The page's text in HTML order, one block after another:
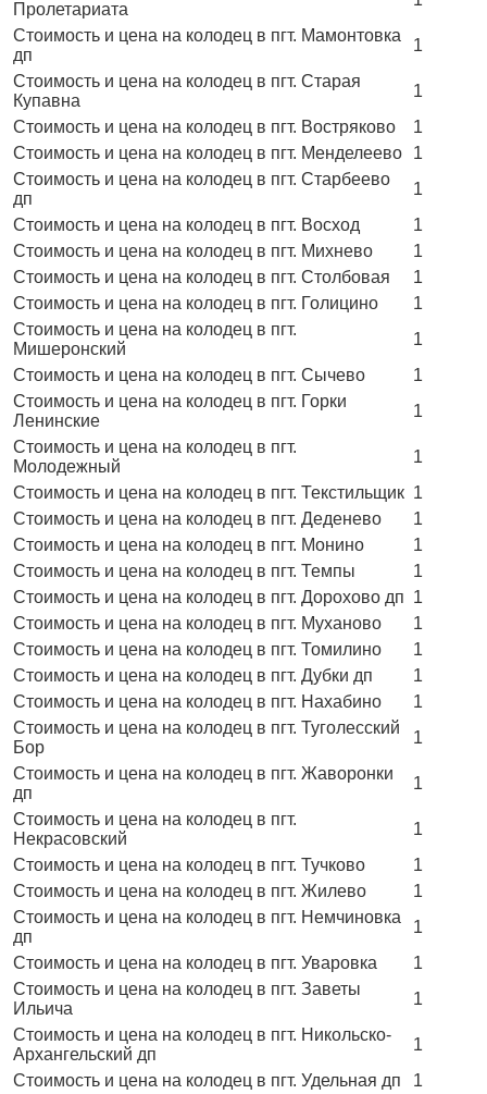
Пролетариата
Стоимость и цена на колодец в пгт. Мамонтовка
дп
1
Стоимость и цена на колодец в пгт. Старая
Купавна
1
Стоимость и цена на колодец в пгт. Востряково
1
Стоимость и цена на колодец в пгт. Менделеево
1
Стоимость и цена на колодец в пгт. Старбеево
дп
1
Стоимость и цена на колодец в пгт. Восход
1
Стоимость и цена на колодец в пгт. Михнево
1
Стоимость и цена на колодец в пгт. Столбовая
1
Стоимость и цена на колодец в пгт. Голицино
1
Стоимость и цена на колодец в пгт.
Мишеронский
1
Стоимость и цена на колодец в пгт. Сычево
1
Стоимость и цена на колодец в пгт. Горки
Ленинские
1
Стоимость и цена на колодец в пгт.
Молодежный
1
Стоимость и цена на колодец в пгт. Текстильщик 1
Стоимость и цена на колодец в пгт. Деденево
1
Стоимость и цена на колодец в пгт. Монино
1
Стоимость и цена на колодец в пгт. Темпы
1
Стоимость и цена на колодец в пгт. Дорохово дп 1
Стоимость и цена на колодец в пгт. Муханово
1
Стоимость и цена на колодец в пгт. Томилино
1
Стоимость и цена на колодец в пгт. Дубки дп
1
Стоимость и цена на колодец в пгт. Нахабино
1
Стоимость и цена на колодец в пгт. Туголесский
Бор
1
Стоимость и цена на колодец в пгт. Жаворонки
дп
1
Стоимость и цена на колодец в пгт.
Некрасовский
1
Стоимость и цена на колодец в пгт. Тучково
1
Стоимость и цена на колодец в пгт. Жилево
1
Стоимость и цена на колодец в пгт. Немчиновка
дп
1
Стоимость и цена на колодец в пгт. Уваровка
1
Стоимость и цена на колодец в пгт. Заветы
Ильича
1
Стоимость и цена на колодец в пгт. Никольско-
Архангельский дп
1
Стоимость и цена на колодец в пгт. Удельная дп
1